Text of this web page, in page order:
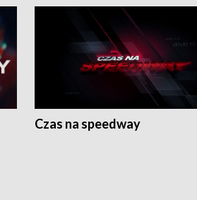
Czas na speedway